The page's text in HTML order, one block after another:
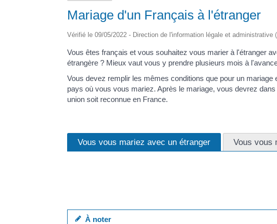
Mariage d'un Français à l'étranger
Vérifié le 09/05/2022 - Direction de l'information légale et administrative
Vous êtes français et vous souhaitez vous marier à l'étranger
étrangère ? Mieux vaut vous y prendre plusieurs mois à
Vous devez remplir les mêmes conditions que pour un
pays où vous vous mariez. Après le mariage, vous devrez
union soit reconnue en France.
Vous vous mariez avec un étranger Vous vous
À noter